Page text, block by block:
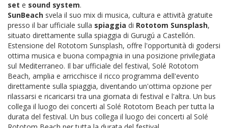
set e sound system.
SunBeach svela il suo mix di musica, cultura e attività gratuite
presso il bar ufficiale sulla spiaggia di Rototom Sunsplash,
situato direttamente sulla spiaggia di Gurugú a Castellón.
Estensione del Rototom Sunsplash, offre l'opportunità di godersi
ottima musica e buona compagnia in una posizione privilegiata
sul Mediterraneo. Il bar ufficiale del festival, Solé Rototom
Beach, amplia e arricchisce il ricco programma dell'evento
direttamente sulla spiaggia, diventando un'ottima opzione per
rilassarsi e ricaricarsi tra una giornata di festival e l'altra. Un bus
collega il luogo dei concerti al Solé Rototom Beach per tutta la
durata del festival. Un bus collega il luogo dei concerti al Solé